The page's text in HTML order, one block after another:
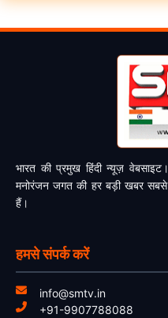
भारत की प्रमुख हिंदी न्यूज़
मनोरंजन जगत की हर बड़ी खबर
हैं।
हमसे संपर्क करें
info@smtv.in
+91-9907788088